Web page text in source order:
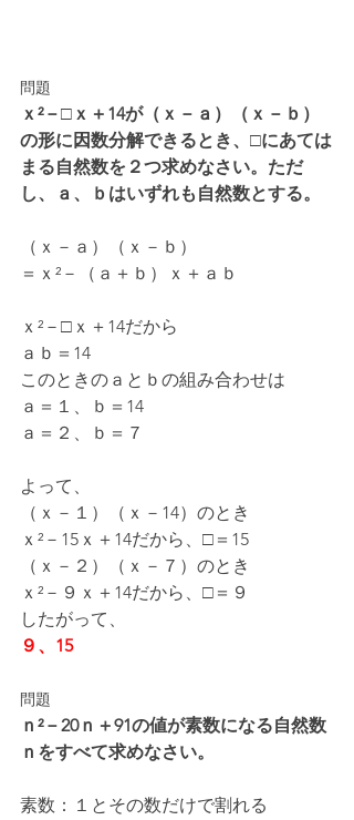
問題
ｘ²－□ｘ＋14が（ｘ－ａ）（ｘ－ｂ）
の形に因数分解できるとき、□にあては
まる自然数を２つ求めなさい。ただ
し、ａ、ｂはいずれも自然数とする。
（ｘ－ａ）（ｘ－ｂ）
＝ｘ²－（ａ＋ｂ）ｘ＋ａｂ
ｘ²－□ｘ＋14だから
ａｂ＝14
このときのａとｂの組み合わせは
ａ＝１、ｂ＝14
ａ＝２、ｂ＝７
よって、
（ｘ－１）（ｘ－14）のとき
ｘ²－15ｘ＋14だから、□＝15
（ｘ－２）（ｘ－７）のとき
ｘ²－９ｘ＋14だから、□＝９
したがって、
９、15
問題
ｎ²－20ｎ＋91の値が素数になる自然数
ｎをすべて求めなさい。
素数：１とその数だけで割れる